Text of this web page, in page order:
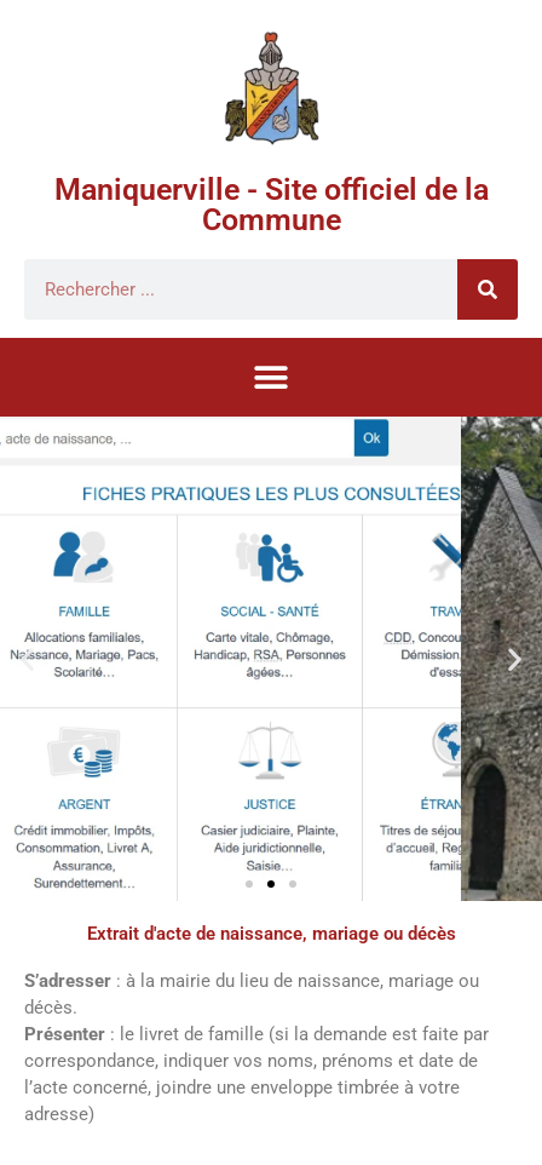
Maniquerville - Site officiel de la
Commune
Démarches
administratives
Faîtes vos démarches en ligne sur notre
site en cliquant sur le bouton ci-dessous
Extrait d'acte de naissance, mariage ou décès
S’adresser : à la mairie du lieu de naissance, mariage ou
décès.
Présenter : le livret de famille (si la demande est faite par
correspondance, indiquer vos noms, prénoms et date de
l’acte concerné, joindre une enveloppe timbrée à votre
adresse)